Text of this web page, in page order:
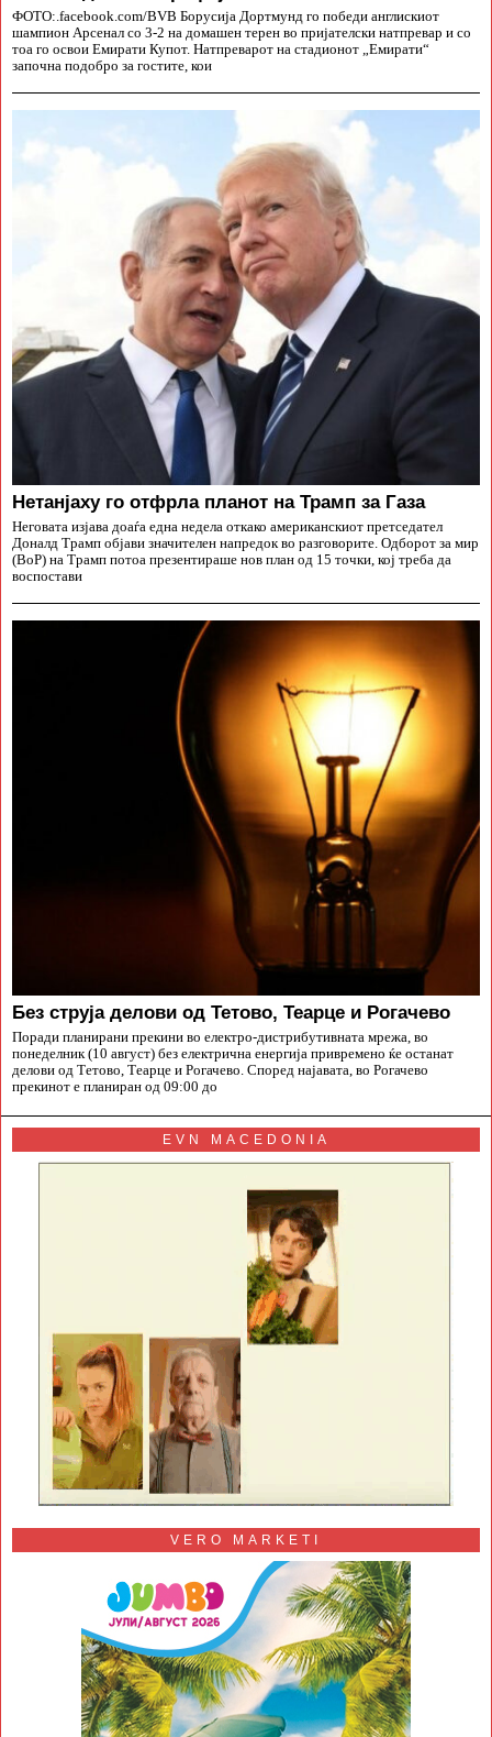
ФОТО:.facebook.com/BVB Борусија Дортмунд го победи англискиот
шампион Арсенал со 3-2 на домашен терен во пријателски натпревар и со
тоа го освои Емирати Купот. Натпреварот на стадионот „Емирати“
започна подобро за гостите, кои
Нетанјаху го отфрла планот на Трамп за Газа
Неговата изјава доаѓа една недела откако американскиот претседател
Доналд Трамп објави значителен напредок во разговорите. Одборот за мир
(BoP) на Трамп потоа презентираше нов план од 15 точки, кој треба да
воспостави
Без струја делови од Тетово, Теарце и Рогачево
Поради планирани прекини во електро-дистрибутивната мрежа, во
понеделник (10 август) без електрична енергија привремено ќе останат
делови од Тетово, Теарце и Рогачево. Според најавата, во Рогачево
прекинот е планиран од 09:00 до
EVN MACEDONIA
VERO MARKETI